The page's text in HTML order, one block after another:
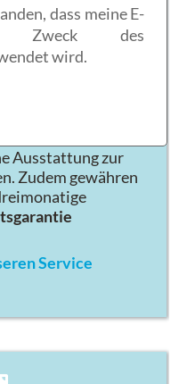
rundum Service für
Ausstattung zur
Zudem gewähren
Service
dass meine E-
Zweck des
wird.